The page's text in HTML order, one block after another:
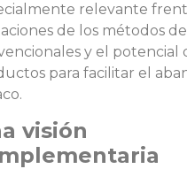
relevante
de los métodos
y el potencial
para facilitar el
visión